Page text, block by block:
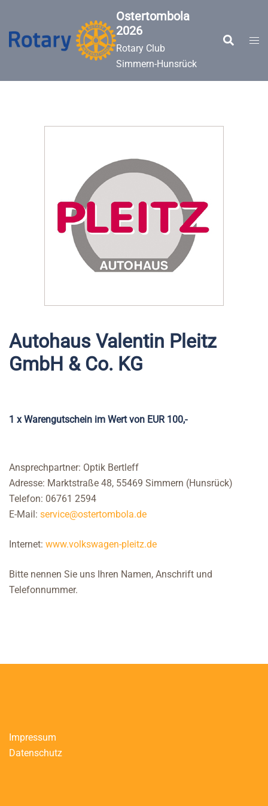
springen
Ostertombola
2026
Rotary Club
Simmern-Hunsrück
Suche
Autohaus Valentin Pleitz
GmbH & Co. KG
1 x Warengutschein im Wert von EUR 100,-
Ansprechpartner: Optik Bertleff
Adresse: Marktstraße 48, 55469 Simmern (Hunsrück)
Telefon: 06761 2594
E-Mail: service@ostertombola.de
Internet: www.volkswagen-pleitz.de
Bitte nennen Sie uns Ihren Namen, Anschrift und
Telefonnummer.
Impressum
Datenschutz